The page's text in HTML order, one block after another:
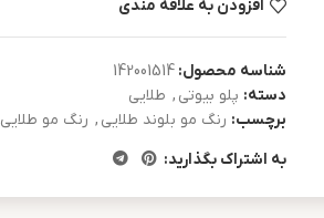
افزودن به علاقه مندی
شناسه محصول: 142001514
دسته: پلو بیوتی , طلایی
برچسب: رنگ مو بلوند طلایی , رنگ مو طلایی
به اشتراک بگذارید: